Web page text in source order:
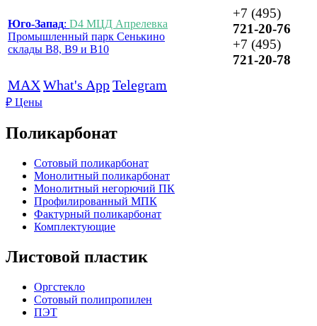
Юго-Запад: D4 МЦД Апрелевка
Промышленный парк Сенькино
склады B8, B9 и B10
+7 (495)
721-20-76
+7 (495)
721-20-78
MAXWhat's AppTelegram
₽ Цены
Поликарбонат
Сотовый поликарбонат
Монолитный поликарбонат
Монолитный негорючий ПК
Профилированный МПК
Фактурный поликарбонат
Комплектующие
Листовой пластик
Оргстекло
Cотовый полипропилен
ПЭТ